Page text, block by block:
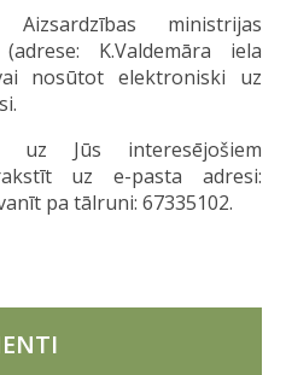
ministrijas
K.Valdemāra iela
nosūtot elektroniski uz
uz Jūs interesējošiem
uz e-pasta adresi:
pa tālruni: 67335102.